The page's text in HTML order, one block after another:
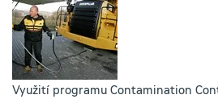
Využití programu Contamination